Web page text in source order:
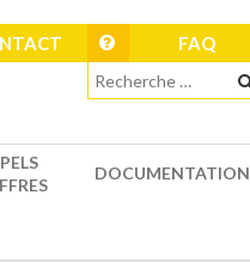
FAQ
DOCUMENTATION